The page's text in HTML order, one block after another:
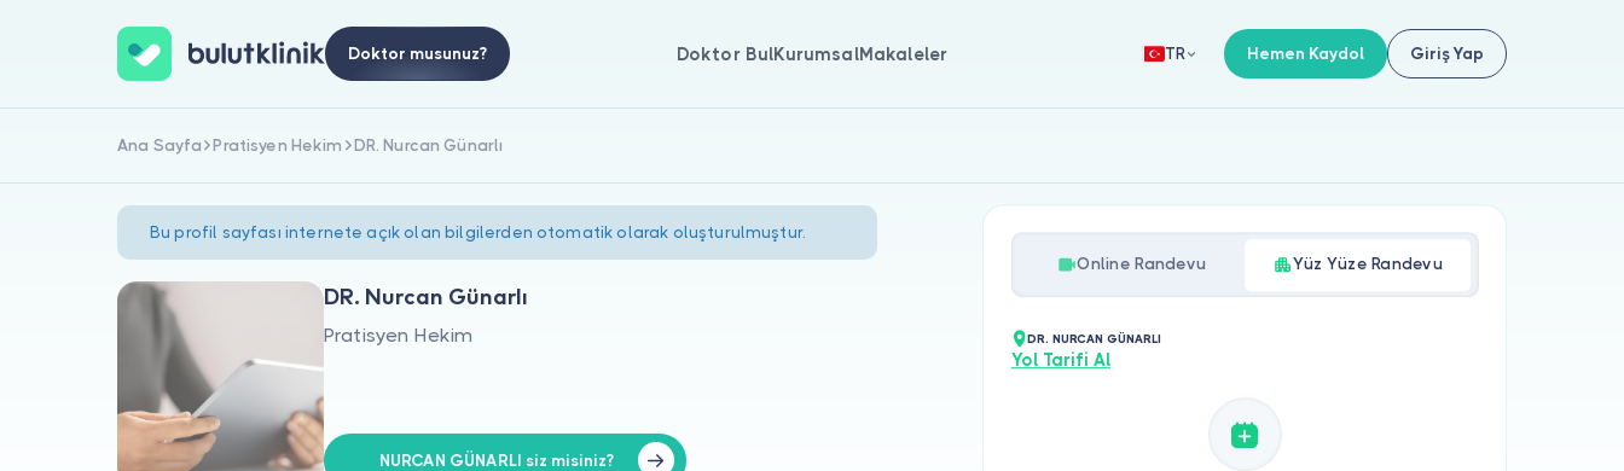
Doktor musunuz? Doktor BulKurumsalMakaleler TR Hemen Kaydol Giriş Yap
Ana Sayfa Pratisyen Hekim DR. Nurcan Günarlı
Bu profil sayfası internete açık olan bilgilerden otomatik olarak oluşturulmuştur.
DR. Nurcan Günarlı
Pratisyen Hekim
NURCAN GÜNARLI siz misiniz?
Online Randevu Yüz Yüze Randevu
DR. NURCAN GÜNARLI
Yol Tarifi Al